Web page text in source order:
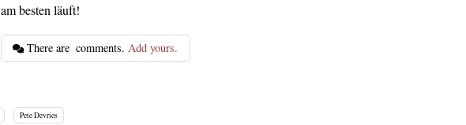
am besten läuft!
There are comments.Add yours.
Pete Devries